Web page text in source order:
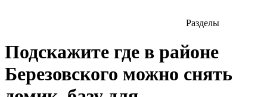
Разделы
Подскажите где в районе
Березовского можно снять